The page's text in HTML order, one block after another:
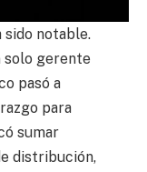
sido notable.
solo gerente
pasó a
para
sumar
distribución,